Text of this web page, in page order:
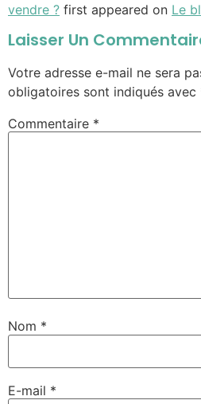
vendre ? first appeared on Le
Laisser Un
Votre adresse e-mail ne sera
obligatoires sont indiqués avec
Commentaire *
Nom *
E-mail *